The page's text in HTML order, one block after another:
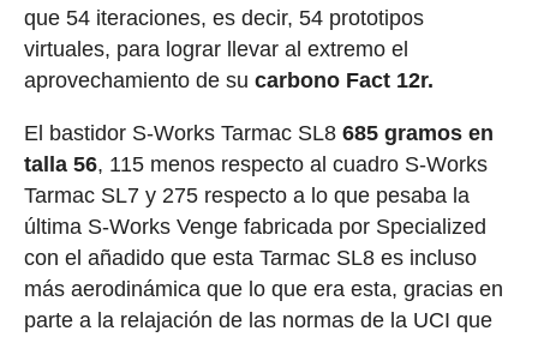
que 54 iteraciones, es decir, 54 prototipos
virtuales, para lograr llevar al extremo el
aprovechamiento de su carbono Fact 12r.
El bastidor S-Works Tarmac SL8 685 gramos en
talla 56, 115 menos respecto al cuadro S-Works
Tarmac SL7 y 275 respecto a lo que pesaba la
última S-Works Venge fabricada por Specialized
con el añadido que esta Tarmac SL8 es incluso
más aerodinámica que lo que era esta, gracias en
parte a la relajación de las normas de la UCI que